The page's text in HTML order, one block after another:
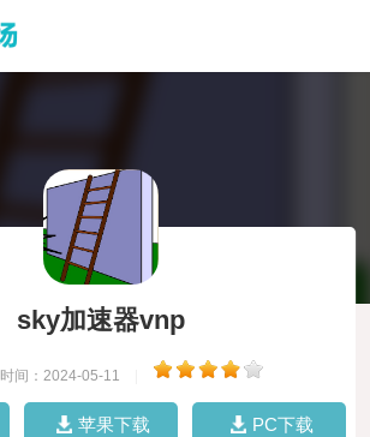
sky加速器vnp
时间：2024-05-11
苹果下载 PC下载